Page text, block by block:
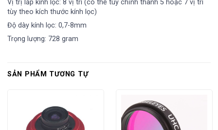
Vị trị lắp kính lọc: 8 vị trí (có thể tùy chỉnh thành 5 hoặc 7 vị trí
tùy theo kích thước kính lọc)
Độ dày kính lọc: 0,7-8mm
Trọng lượng: 728 gram
SẢN PHẨM TƯƠNG TỰ